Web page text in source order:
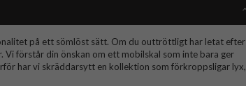
på ett sömlöst sätt. Om du outtröttligt har letat efter
förstår din önskan om ett mobilskal som inte bara ger
har vi skräddarsytt en kollektion som förkroppsligar lyx,